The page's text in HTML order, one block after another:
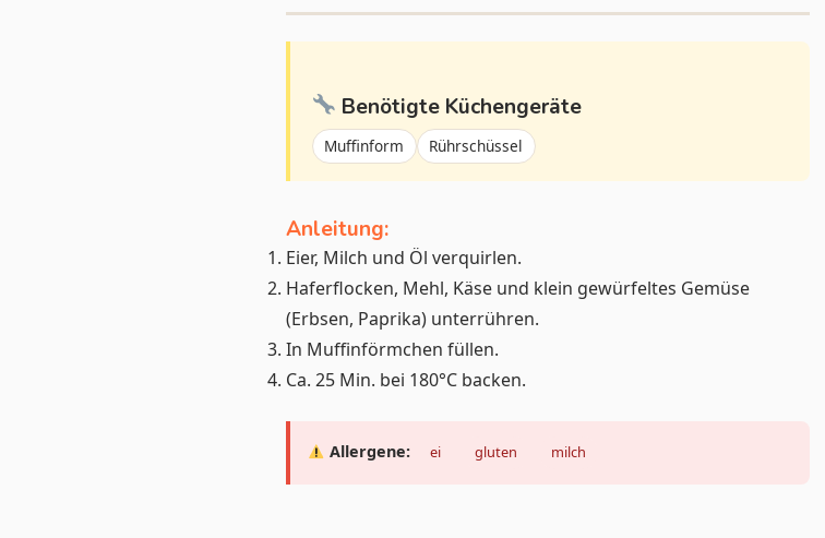
Benötigte Küchengeräte
Muffinform Rührschüssel
Anleitung:
Eier, Milch und Öl verquirlen.
Haferflocken, Mehl, Käse und klein gewürfeltes Gemüse
(Erbsen, Paprika) unterrühren.
In Muffinförmchen füllen.
Ca. 25 Min. bei 180°C backen.
Allergene: ei gluten milch